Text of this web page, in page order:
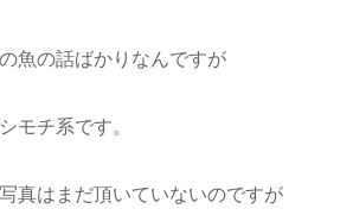
魚の話ばかりなんですが
モチ系です。
真はまだ頂いていないのですが